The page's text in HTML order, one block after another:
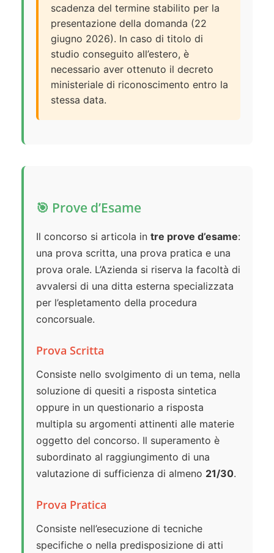
scadenza del termine stabilito per la
presentazione della domanda (22
giugno 2026). In caso di titolo di
studio conseguito all’estero, è
necessario aver ottenuto il decreto
ministeriale di riconoscimento entro la
stessa data.
🎯 Prove d’Esame
Il concorso si articola in tre prove d’esame:
una prova scritta, una prova pratica e una
prova orale. L’Azienda si riserva la facoltà di
avvalersi di una ditta esterna specializzata
per l’espletamento della procedura
concorsuale.
Prova Scritta
Consiste nello svolgimento di un tema, nella
soluzione di quesiti a risposta sintetica
oppure in un questionario a risposta
multipla su argomenti attinenti alle materie
oggetto del concorso. Il superamento è
subordinato al raggiungimento di una
valutazione di sufficienza di almeno 21/30.
Prova Pratica
Consiste nell’esecuzione di tecniche
specifiche o nella predisposizione di atti